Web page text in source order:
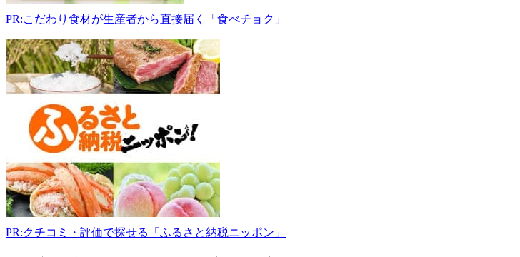
内
長
野
市
神
ガ
丘
16:00
PR:こだわり食材が生産者から直接届く「食べチョク」
PR:クチコミ・評価で探せる「ふるさと納税ニッポン」